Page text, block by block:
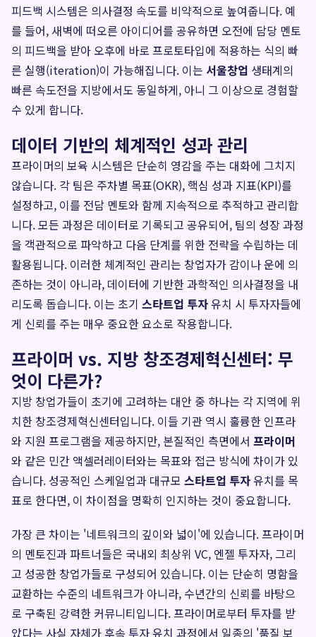
피드백 시스템은 의사결정 속도를 비약적으로 높여줍니다. 예
를 들어, 새벽에 떠오른 아이디어를 공유하면 오전에 담당 멘토
의 피드백을 받아 오후에 바로 프로토타입에 적용하는 식의 빠
른 실행(iteration)이 가능해집니다. 이는 서울창업 생태계의
빠른 속도전을 지방에서도 동일하게, 아니 그 이상으로 경험할
수 있게 합니다.
데이터 기반의 체계적인 성과 관리
프라이머의 보육 시스템은 단순히 영감을 주는 대화에 그치지
않습니다. 각 팀은 주차별 목표(OKR), 핵심 성과 지표(KPI)를
설정하고, 이를 전담 멘토와 함께 지속적으로 추적하고 관리합
니다. 모든 과정은 데이터로 기록되고 공유되어, 팀의 성장 과정
을 객관적으로 파악하고 다음 단계를 위한 전략을 수립하는 데
활용됩니다. 이러한 체계적인 관리는 창업자가 감이나 운에 의
존하는 것이 아니라, 데이터에 기반한 과학적인 의사결정을 내
리도록 돕습니다. 이는 초기 스타트업 투자유치 시 투자자들에
게 신뢰를 주는 매우 중요한 요소로 작용합니다.
프라이머 vs. 지방 창조경제혁신센터: 무
엇이 다른가?
지방 창업가들이 초기에 고려하는 대안 중 하나는 각 지역에 위
치한 창조경제혁신센터입니다. 이들 기관 역시 훌륭한 인프라
와 지원 프로그램을 제공하지만, 본질적인 측면에서 프라이머
와 같은 민간 액셀러레이터와는 목표와 접근 방식에 차이가 있
습니다. 성공적인 스케일업과 대규모 스타트업 투자유치를 목
표로 한다면, 이 차이점을 명확히 인지하는 것이 중요합니다.
가장 큰 차이는 '네트워크의 깊이와 넓이'에 있습니다. 프라이머
의 멘토진과 파트너들은 국내외 최상위 VC, 엔젤 투자자, 그리
고 성공한 창업가들로 구성되어 있습니다. 이는 단순히 명함을
교환하는 수준의 네트워크가 아니라, 수년간의 신뢰를 바탕으
로 구축된 강력한 커뮤니티입니다. 프라이머로부터 투자를 받
았다는 사실 자체가 후속 투자 유치 과정에서 일종의 '품질 보